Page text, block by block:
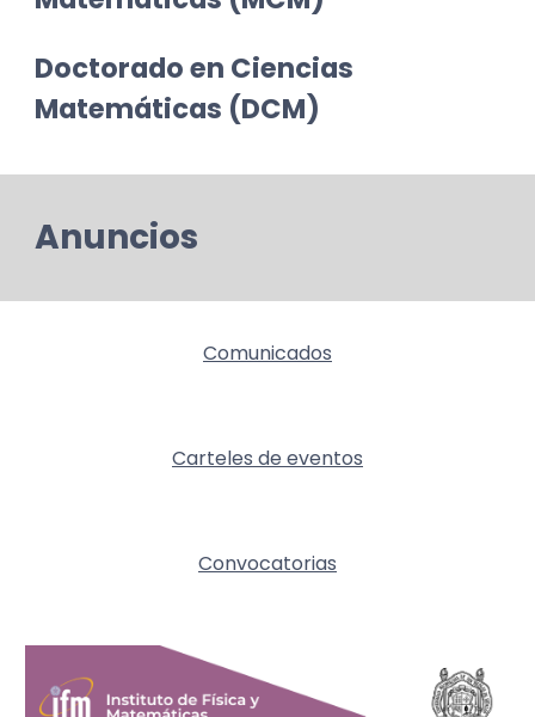
Doctoradoen Ciencias
Matemáticas (DCM)
Anuncios
Comunicados
Carteles de eventos
Convocatorias